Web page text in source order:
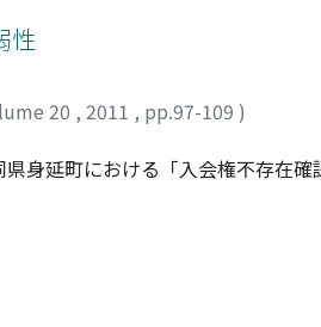
のは個人主義に基づく親子関係で
, 五来が日本の家族主義の道徳の
ら個人主義の過渡期にあると理
親子道徳が込められたと言える.
性
20 , 2011 , pp.97-109 )
身延町における「入会権不存在確
ぐり, 建設賛成派住民(原告)が建
入会権は存在しない」ことを確
地を記名共有で登記し保持し続
保するための受け皿として十分で